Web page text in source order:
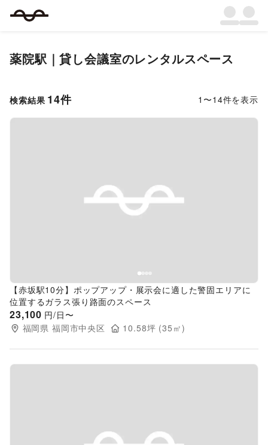
薬院駅｜貸し会議室のレンタルスペース
検索結果 14件 1 〜14件を表示
Previous slide
【赤坂駅10分】ポップアップ・展示会に適した警固エリアに
位置するガラス張り路面のスペース
23,100 円/日〜
福岡県 福岡市中央区 10.58坪 (35 ㎡)